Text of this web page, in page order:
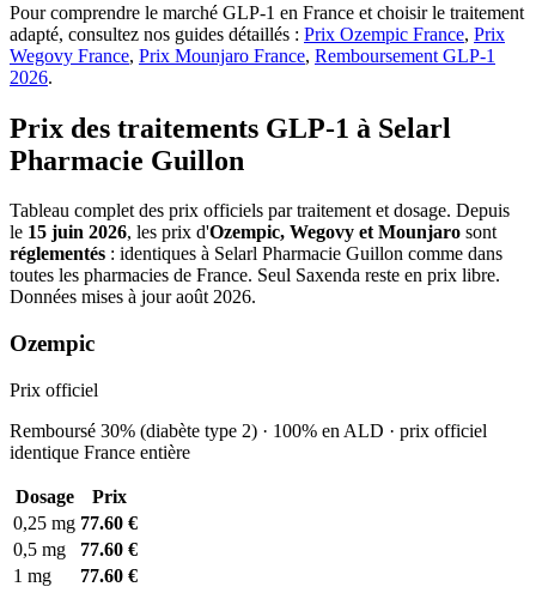
Pour comprendre le marché GLP-1 en France et choisir le traitement
adapté, consultez nos guides détaillés : Prix Ozempic France, Prix
Wegovy France, Prix Mounjaro France, Remboursement GLP-1
2026.
Prix des traitements GLP-1 à Selarl
Pharmacie Guillon
Tableau complet des prix officiels par traitement et dosage. Depuis
le 15 juin 2026, les prix d'Ozempic, Wegovy et Mounjaro sont
réglementés : identiques à Selarl Pharmacie Guillon comme dans
toutes les pharmacies de France. Seul Saxenda reste en prix libre.
Données mises à jour août 2026.
Ozempic
Prix officiel
Remboursé 30% (diabète type 2) · 100% en ALD · prix officiel
identique France entière
Dosage
Prix
0,25 mg 77.60 €
0,5 mg
77.60 €
1 mg
77.60 €